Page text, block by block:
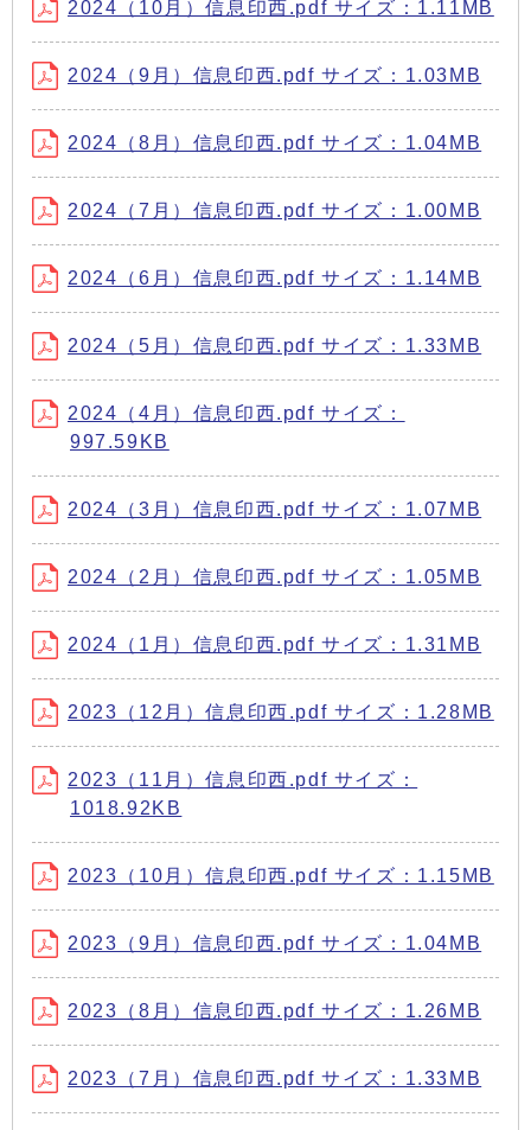
2024（10月）信息印西.pdf サイズ：1.11MB
2024（9月）信息印西.pdf サイズ：1.03MB
2024（8月）信息印西.pdf サイズ：1.04MB
2024（7月）信息印西.pdf サイズ：1.00MB
2024（6月）信息印西.pdf サイズ：1.14MB
2024（5月）信息印西.pdf サイズ：1.33MB
2024（4月）信息印西.pdf サイズ：
997.59KB
2024（3月）信息印西.pdf サイズ：1.07MB
2024（2月）信息印西.pdf サイズ：1.05MB
2024（1月）信息印西.pdf サイズ：1.31MB
2023（12月）信息印西.pdf サイズ：1.28MB
2023（11月）信息印西.pdf サイズ：
1018.92KB
2023（10月）信息印西.pdf サイズ：1.15MB
2023（9月）信息印西.pdf サイズ：1.04MB
2023（8月）信息印西.pdf サイズ：1.26MB
2023（7月）信息印西.pdf サイズ：1.33MB